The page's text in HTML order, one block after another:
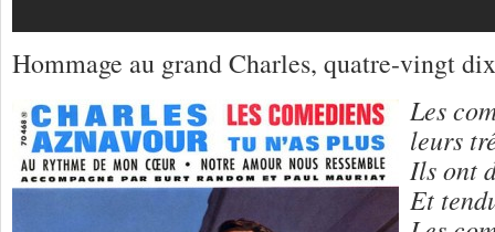
Hommage au grand Charles, quatre-vingt
Les
leurs
Ils ont
Et